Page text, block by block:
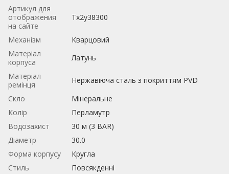
Артикул для
отображения
на сайте
Tx2y38300
Механізм
Кварцовий
Матеріал
корпуса
Латунь
Матеріал
ремінця
Нержавіюча сталь з покриттям PVD
Скло
Мінеральне
Колір
Перламутр
Водозахист
30 м (3 BAR)
Діаметр
30.0
Форма корпусу
Кругла
Стиль
Повсякденні